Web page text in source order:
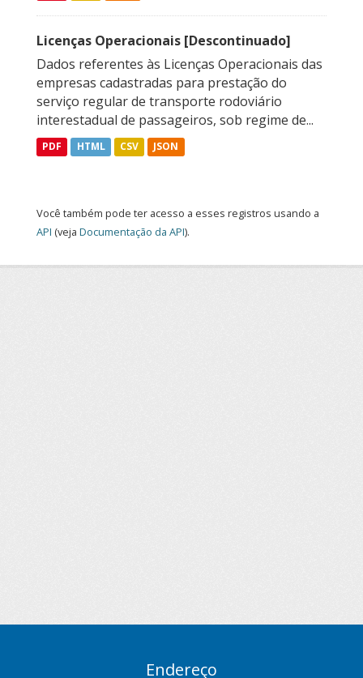
Licenças Operacionais [Descontinuado]
Dados referentes às Licenças Operacionais das
empresas cadastradas para prestação do
serviço regular de transporte rodoviário
interestadual de passageiros, sob regime de...
PDF HTML CSV JSON
Você também pode ter acesso a esses registros usando a
API (veja Documentação da API).
Endereço